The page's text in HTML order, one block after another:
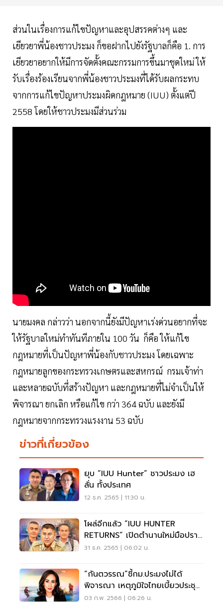
ส่วนในเรื่องการแก้ไขปัญหาและอุปสรรคต่างๆ และ
เยียวยาพี่น้องชาวประมง ก็ขอฝากไปยังรัฐบาลก็คือ 1. การ
เยียวยาอยากให้มีการจัดตั้งคณะกรรมการขึ้นมาชุดใหม่ ให้
รับเรื่องร้องเรียนจากพี่น้องชาวประมงที่ได้รับผลกระทบ
จากการแก้ไขปัญหาประมงผิดกฎหมาย (IUU) ตั้งแต่ปี
2558 โดยให้ชาวประมงมีส่วนร่วม
นายมงคล กล่าวว่า นอกจากนี้ยังมีปัญหาเร่งด่วนอยากที่จะ
ให้รัฐบาลใหม่ทำทันทีภายใน 100 วัน ก็คือ ให้แก้ไข
กฎหมายที่เป็นปัญหาพี่น้องกับชาวประมง โดยเฉพาะ
กฎหมายลูกของกระทรวงเกษตรและสหกรณ์ กรมเจ้าท่า
และหลายฉบับที่สร้างปัญหา และกฎหมายที่ไม่จำเป็นให้
พิจารณา ยกเลิก หรือแก้ไข กว่า 364 ฉบับ และยังมี
กฎหมายจากกระทรวงแรงงาน 53 ฉบับ
ข่าวที่เกี่ยวข้อง
ยุบ “IUU Hunter” ชาวประมง เฮ
ลั่น ทั้งประเทศ
12 ธ.ค. 2565 | 11:30 น.
โผล่อีกแล้ว “IUU HUNTER
RETURNS” เปิดตำนานใหม่มือปราบ
ประมงผิดกฎหมาย
31 ธ.ค. 2565 | 06:02 น.
“กันตวรรณ”ชี้กม.ประมงไม่ได้
พิจารณา เหตุภูมิใจไทยเบี้ยวประชุม
ทำสภาล่ม!
03 ก.พ. 2566 | 06:26 น.